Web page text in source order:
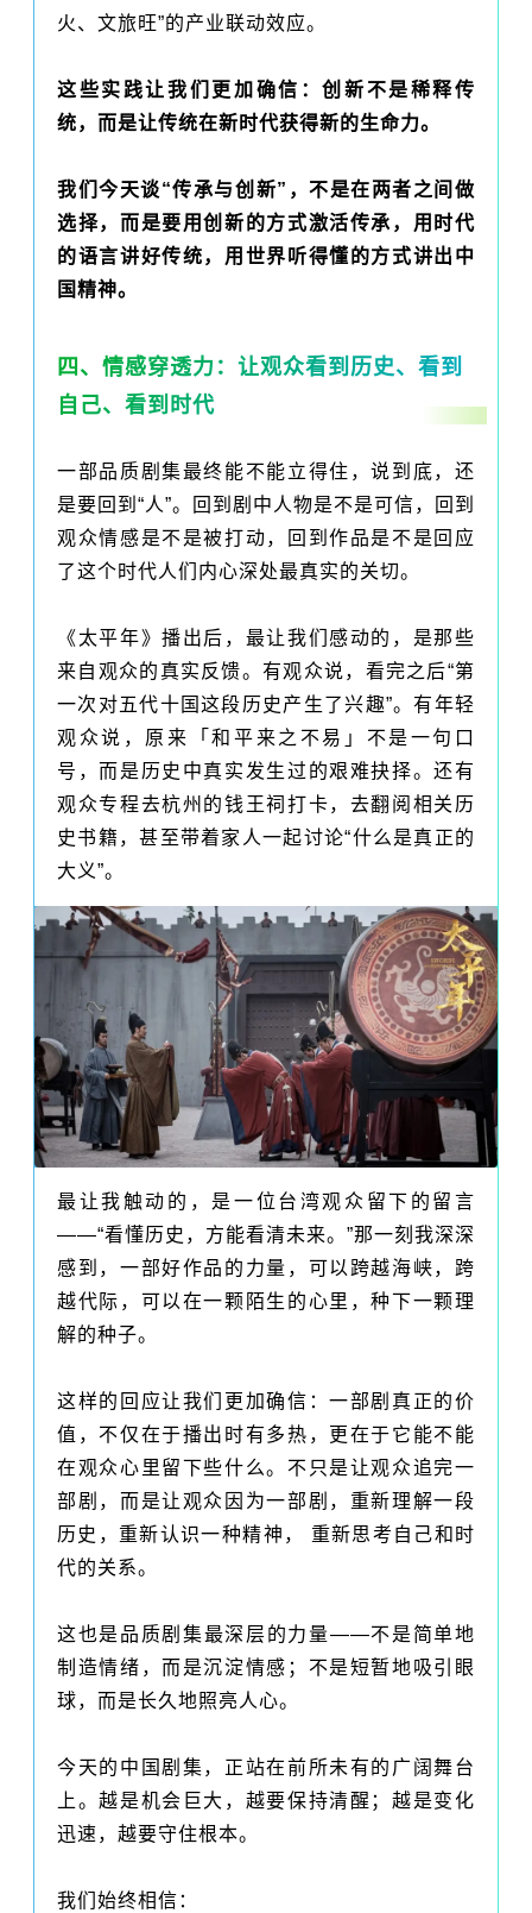
火、文旅旺”的产业联动效应。
这些实践让我们更加确信：创新不是稀释传
统，而是让传统在新时代获得新的生命力。
我们今天谈“传承与创新”，不是在两者之间做
选择，而是要用创新的方式激活传承，用时代
的语言讲好传统，用世界听得懂的方式讲出中
国精神。
四、情感穿透力：让观众看到历史、看到
自己、看到时代
一部品质剧集最终能不能立得住，说到底，还
是要回到“人”。回到剧中人物是不是可信，回到
观众情感是不是被打动，回到作品是不是回应
了这个时代人们内心深处最真实的关切。
《太平年》播出后，最让我们感动的，是那些
来自观众的真实反馈。有观众说，看完之后“第
一次对五代十国这段历史产生了兴趣”。有年轻
观众说，原来「和平来之不易」不是一句口
号，而是历史中真实发生过的艰难抉择。还有
观众专程去杭州的钱王祠打卡，去翻阅相关历
史书籍，甚至带着家人一起讨论“什么是真正的
大义”。
最让我触动的，是一位台湾观众留下的留言
——“看懂历史，方能看清未来。”那一刻我深深
感到，一部好作品的力量，可以跨越海峡，跨
越代际，可以在一颗陌生的心里，种下一颗理
解的种子。
这样的回应让我们更加确信：一部剧真正的价
值，不仅在于播出时有多热，更在于它能不能
在观众心里留下些什么。不只是让观众追完一
部剧，而是让观众因为一部剧，重新理解一段
历史，重新认识一种精神， 重新思考自己和时
代的关系。
这也是品质剧集最深层的力量——不是简单地
制造情绪，而是沉淀情感；不是短暂地吸引眼
球，而是长久地照亮人心。
今天的中国剧集，正站在前所未有的广阔舞台
上。越是机会巨大，越要保持清醒；越是变化
迅速，越要守住根本。
我们始终相信：